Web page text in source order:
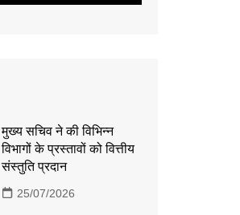
मुख्य सचिव ने की विभिन्न
विभागों के प्रस्तावों को वित्तीय
संस्तुति प्रदान
25/07/2026